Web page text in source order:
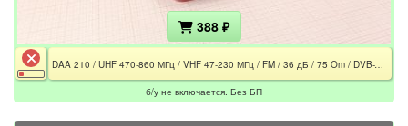
388 ₽
DAA 210 / UHF 470-860 МГц / VHF 47-230 МГц / FM / 36 дБ / 75 Om / DVB-T / DVB-T2 / Не включается / Без БП
б/у не включается. Без БП